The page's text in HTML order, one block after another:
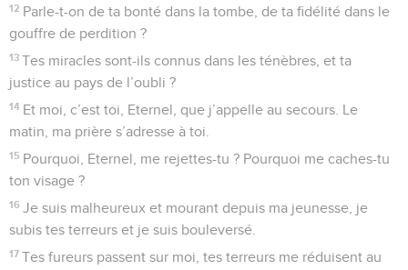
12 Parle-t-on de ta bonté dans la tombe, de ta fidélité dans le
gouffre de perdition ?
13 Tes miracles sont-ils connus dans les ténèbres, et ta
justice au pays de l’oubli ?
14 Et moi, c’est toi, Eternel, que j’appelle au secours. Le
matin, ma prière s’adresse à toi.
15 Pourquoi, Eternel, me rejettes-tu ? Pourquoi me caches-tu
ton visage ?
16 Je suis malheureux et mourant depuis ma jeunesse, je
subis tes terreurs et je suis bouleversé.
17 Tes fureurs passent sur moi, tes terreurs me réduisent au